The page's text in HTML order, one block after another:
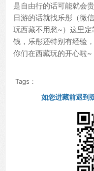
是自由行的话可能就会
日游的话就找乐彤（微
玩西藏不用愁~）这里
钱，乐彤还特别有经验
你们在西藏玩的开心啦~
Tags：
如您进藏前遇到